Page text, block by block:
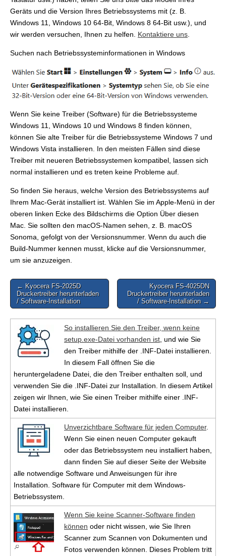
Geräts und die Version Ihres Betriebssystems mit (z. B.
Windows 11, Windows 10 64-Bit, Windows 8 64-Bit usw.), und
wir werden versuchen, Ihnen zu helfen. Kontaktiere uns
Suchen nach Betriebssysteminformationen in Windows
Wenn Sie keine Treiber (Software) für die Betriebssysteme
Windows 11, Windows 10 und Windows 8 finden können,
können Sie alte Treiber für die Betriebssysteme Windows 7 und
Windows Vista installieren. In den meisten Fällen sind diese
Treiber mit neueren Betriebssystemen kompatibel, lassen sich
normal installieren und es treten keine Probleme auf.
So finden Sie heraus, welche Version des Betriebssystems auf
Ihrem Mac-Gerät installiert ist. Wählen Sie im Apple-Menü in der
oberen linken Ecke des Bildschirms die Option Über diesen
Mac. Sie sollten den macOS-Namen sehen, z. B. macOS
Sonoma, gefolgt von der Versionsnummer. Wenn du auch die
Build-Nummer kennen musst, klicke auf die Versionsnummer,
um sie anzuzeigen.
Post
navigation
← Kyocera FS-2025D
Druckertreiber herunterladen
/ Software-Installation
Kyocera FS-4025DN
Druckertreiber herunterladen
/ Software-Installation →
So installieren Sie den Treiber, wenn keine
setup.exe-Datei vorhanden ist , und wie Sie
den Treiber mithilfe der .INF-Datei installieren.
In diesem Fall öffnen Sie die
heruntergeladene Datei, die den Treiber enthalten soll, und
verwenden Sie die .INF-Datei zur Installation. In diesem Artikel
zeigen wir Ihnen, wie Sie einen Treiber mithilfe einer .INF-
Datei installieren.
Unverzichtbare Software für jeden Computer.
Wenn Sie einen neuen Computer gekauft
oder das Betriebssystem neu installiert haben,
dann finden Sie auf dieser Seite der Website
alle notwendige Software und Anweisungen für ihre
Installation. Software für Computer mit dem Windows-
Betriebssystem.
Wenn Sie keine Scanner-Software finden
können oder nicht wissen, wie Sie Ihren
Scanner zum Scannen von Dokumenten und
Fotos verwenden können. Dieses Problem tritt